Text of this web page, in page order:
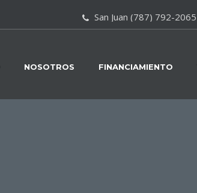
San Juan (787) 792-2065
NOSOTROS FINANCIAMIENTO